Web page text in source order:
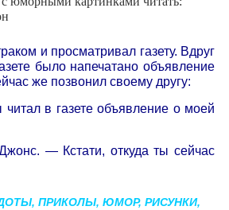
и просматривал газету. Вдруг
было напечатано объявление
же позвонил своему другу:
в газете объявление о моей
— Кстати, откуда ты сейчас
ПРИКОЛЫ, ЮМОР, РИСУНКИ,